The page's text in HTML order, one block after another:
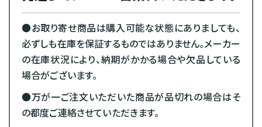
●お取り寄せ商品は購入可能な状態にありましても、
必ずしも在庫を保証するものではありません。メーカー
の在庫状況により、納期がかかる場合や欠品している
場合がございます。
●万が一ご注文いただいた商品が品切れの場合はそ
の都度ご連絡させていただきます。